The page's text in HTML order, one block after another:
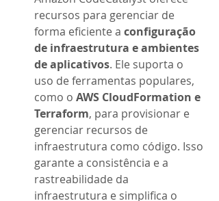
recursos para gerenciar de
forma eficiente a configuração
de infraestrutura e ambientes
de aplicativos. Ele suporta o
uso de ferramentas populares,
como o AWS CloudFormation e
Terraform, para provisionar e
gerenciar recursos de
infraestrutura como código. Isso
garante a consistência e a
rastreabilidade da
infraestrutura e simplifica o